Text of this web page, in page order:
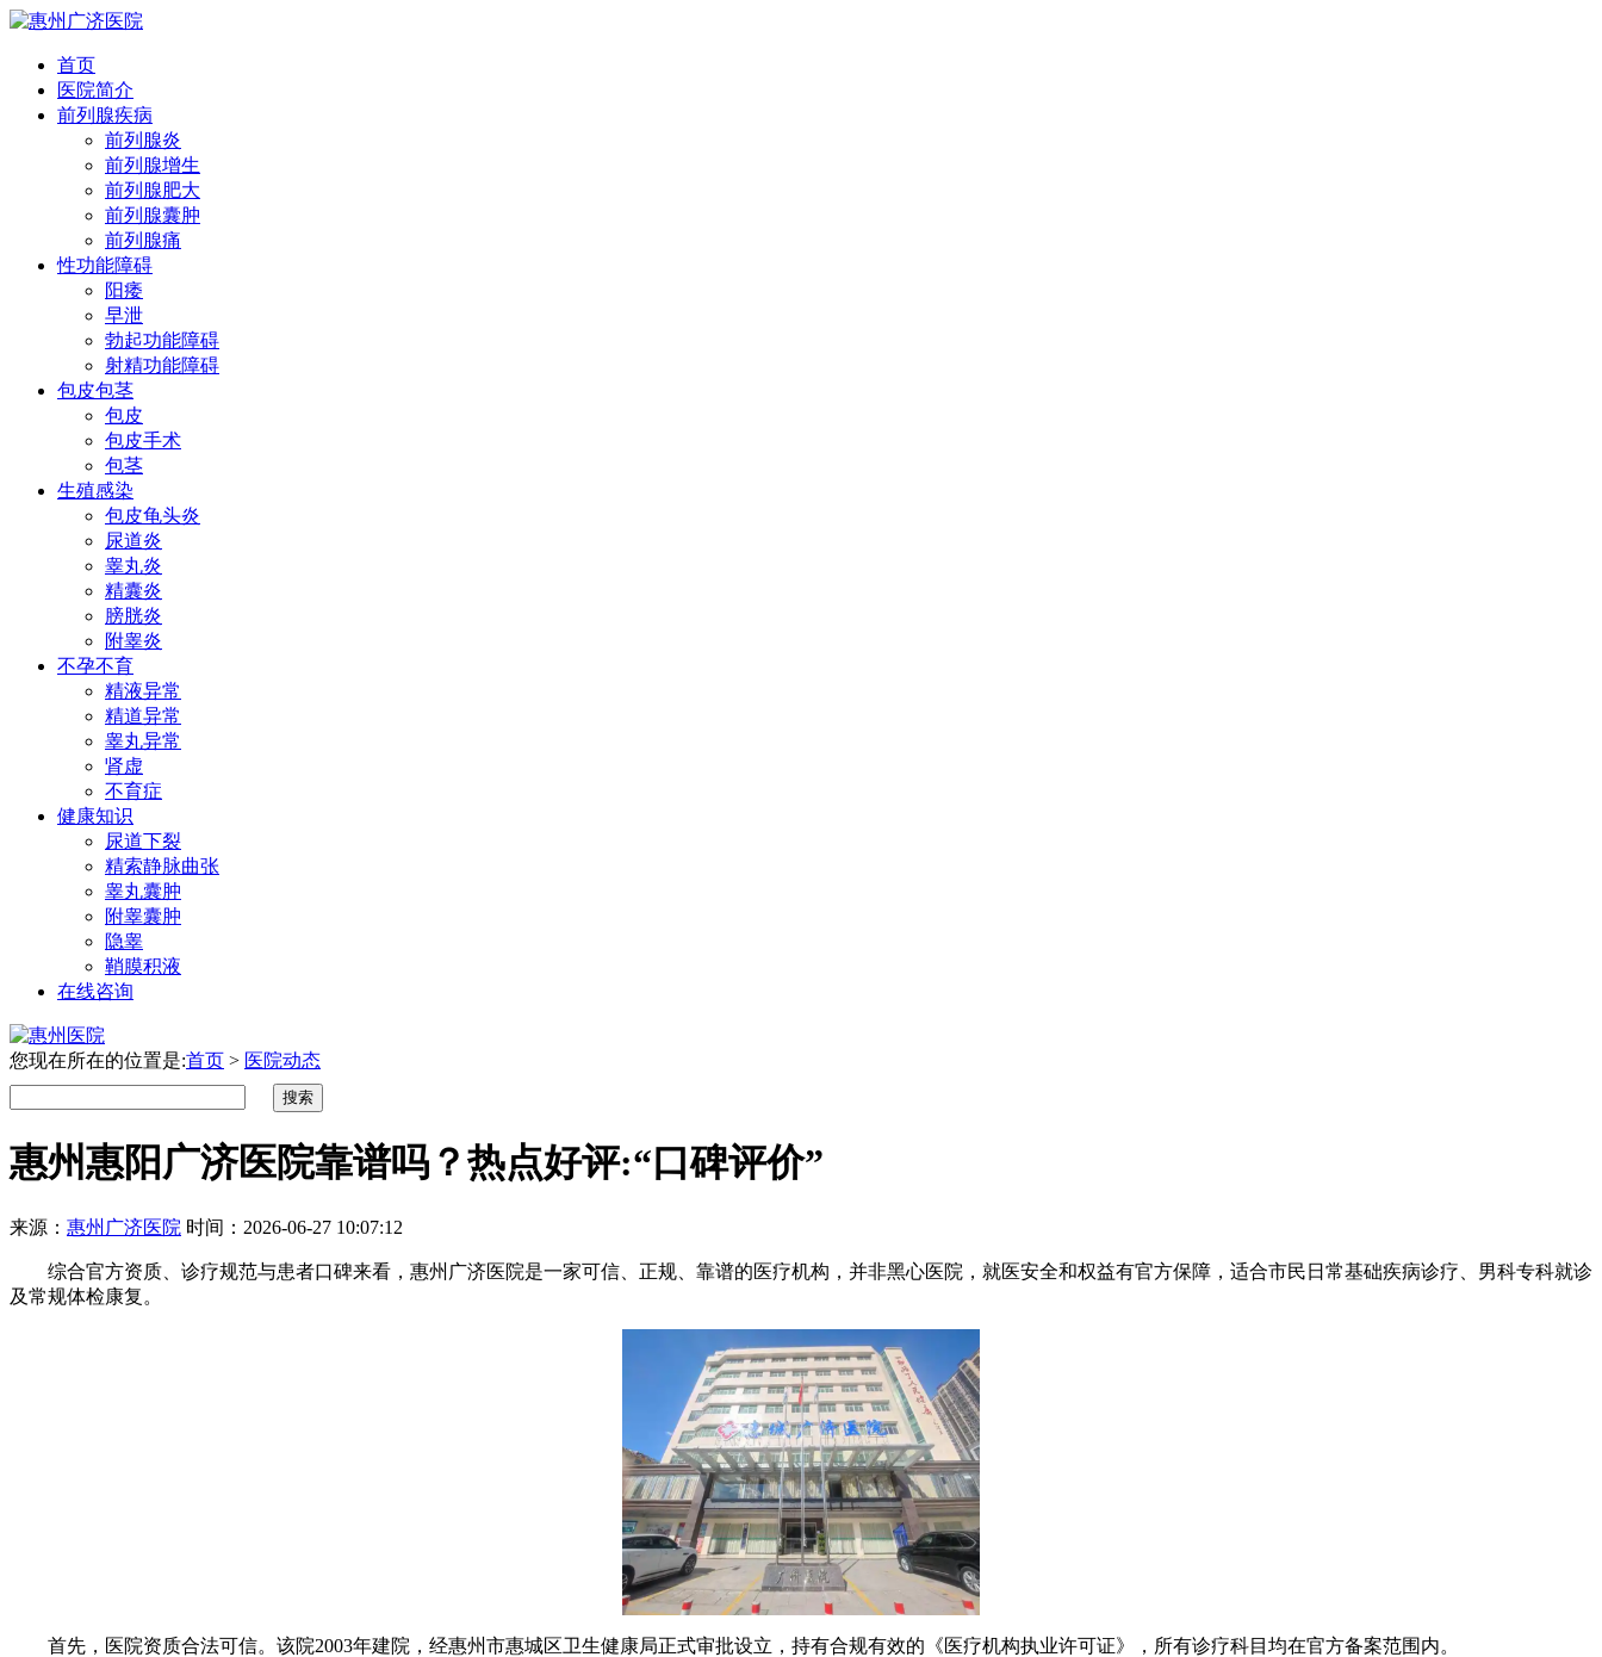
首页
医院简介
前列腺疾病
前列腺炎
前列腺增生
前列腺肥大
前列腺囊肿
前列腺痛
性功能障碍
阳痿
早泄
勃起功能障碍
射精功能障碍
包皮包茎
包皮
包皮手术
包茎
生殖感染
包皮龟头炎
尿道炎
睾丸炎
精囊炎
膀胱炎
附睾炎
不孕不育
精液异常
精道异常
睾丸异常
肾虚
不育症
健康知识
尿道下裂
精索静脉曲张
睾丸囊肿
附睾囊肿
隐睾
鞘膜积液
在线咨询
您现在所在的位置是:首页 > 医院动态
惠州惠阳广济医院靠谱吗？热点好评:“口碑评价”
来源： 惠州广济医院 时间：2026-06-27 10:07:12
综合官方资质、诊疗规范与患者口碑来看，惠州广济医院是一家可信、正规、靠谱的医疗机构，并非黑心医院，就医安全和权益有官方保障，适合市民日常基础疾病诊疗、男科专科就诊
及常规体检康复。
首先，医院资质合法可信。该院2003年建院，经惠州市惠城区卫生健康局正式审批设立，持有合规有效的《医疗机构执业许可证》，所有诊疗科目均在官方备案范围内。